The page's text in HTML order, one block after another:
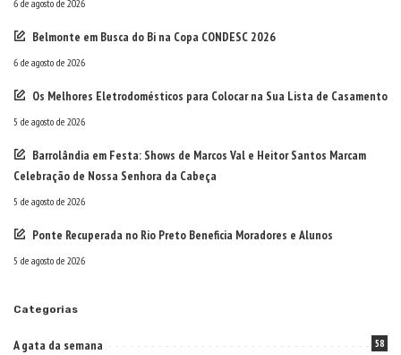
6 de agosto de 2026
Belmonte em Busca do Bi na Copa CONDESC 2026
6 de agosto de 2026
Os Melhores Eletrodomésticos para Colocar na Sua Lista de Casamento
5 de agosto de 2026
Barrolândia em Festa: Shows de Marcos Val e Heitor Santos Marcam
Celebração de Nossa Senhora da Cabeça
5 de agosto de 2026
Ponte Recuperada no Rio Preto Beneficia Moradores e Alunos
5 de agosto de 2026
Categorias
A gata da semana 58